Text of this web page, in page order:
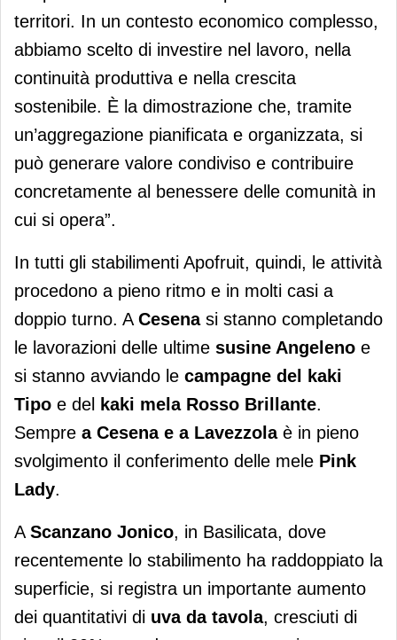
territori. In un contesto economico complesso,
abbiamo scelto di investire nel lavoro, nella
continuità produttiva e nella crescita
sostenibile. È la dimostrazione che, tramite
un’aggregazione pianificata e organizzata, si
può generare valore condiviso e contribuire
concretamente al benessere delle comunità in
cui si opera”.
In tutti gli stabilimenti Apofruit, quindi, le attività
procedono a pieno ritmo e in molti casi a
doppio turno. A Cesena si stanno completando
le lavorazioni delle ultime susine Angeleno e
si stanno avviando le campagne del kaki
Tipo e del kaki mela Rosso Brillante.
Sempre a Cesena e a Lavezzola è in pieno
svolgimento il conferimento delle mele Pink
Lady.
A Scanzano Jonico, in Basilicata, dove
recentemente lo stabilimento ha raddoppiato la
superficie, si registra un importante aumento
dei quantitativi di uva da tavola, cresciuti di